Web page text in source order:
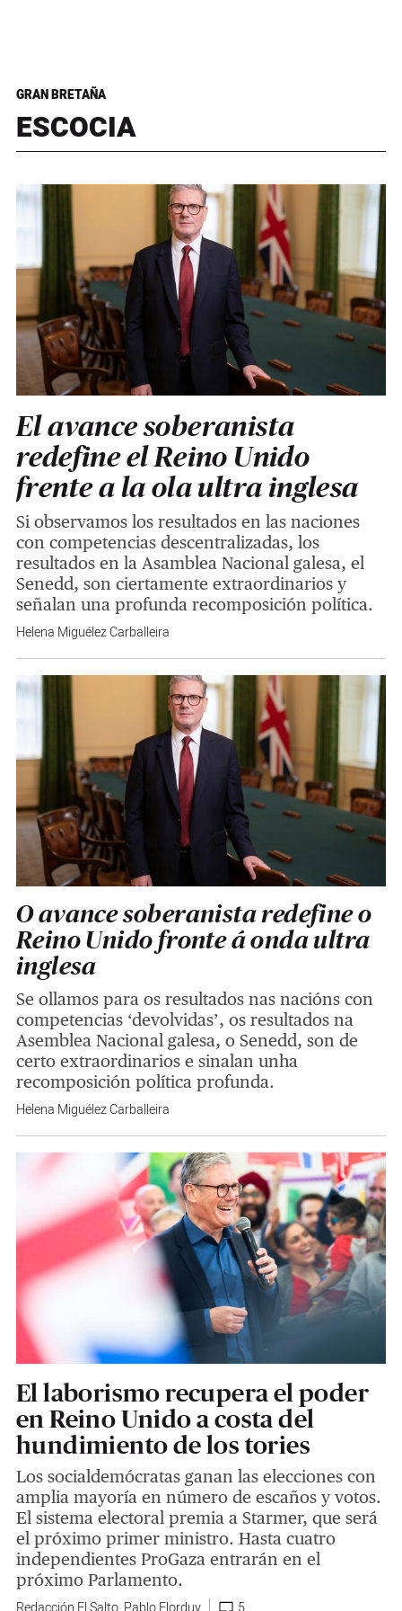
GRAN BRETAÑA
ESCOCIA
El avance soberanista
redefine el Reino Unido
frente a la ola ultra inglesa
Si observamos los resultados en las naciones
con competencias descentralizadas, los
resultados en la Asamblea Nacional galesa, el
Senedd, son ciertamente extraordinarios y
señalan una profunda recomposición política.
Helena Miguélez Carballeira
O avance soberanista redefine o
Reino Unido fronte á onda ultra
inglesa
Se ollamos para os resultados nas nacións con
competencias ‘devolvidas’, os resultados na
Asemblea Nacional galesa, o Senedd, son de
certo extraordinarios e sinalan unha
recomposición política profunda.
Helena Miguélez Carballeira
El laborismo recupera el poder
en Reino Unido a costa del
hundimiento de los tories
Los socialdemócratas ganan las elecciones con
amplia mayoría en número de escaños y votos.
El sistema electoral premia a Starmer, que será
el próximo primer ministro. Hasta cuatro
independientes ProGaza entrarán en el
próximo Parlamento.